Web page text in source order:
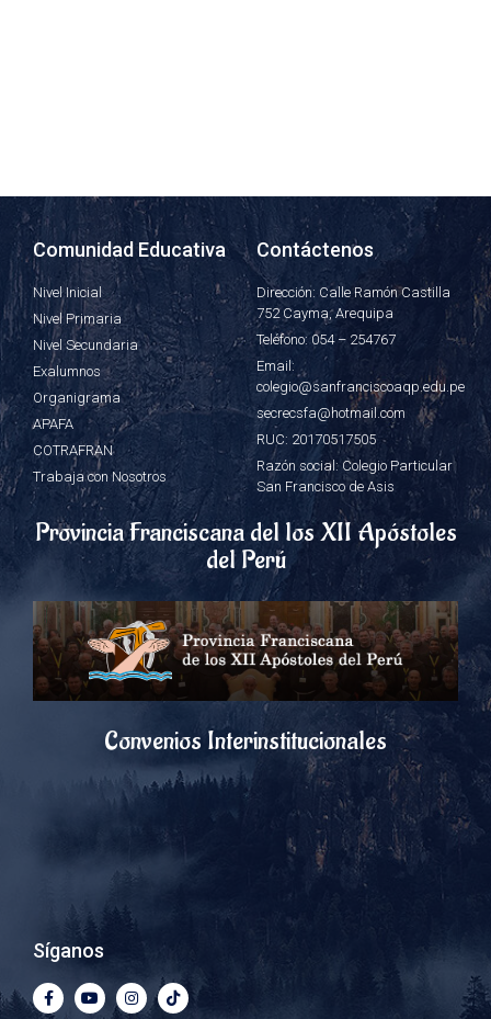
Comunidad Educativa
Nivel Inicial
Nivel Primaria
Nivel Secundaria
Exalumnos
Organigrama
APAFA
COTRAFRAN
Trabaja con Nosotros
Contáctenos
Dirección: Calle Ramón Castilla
752 Cayma, Arequipa
Teléfono: 054 – 254767
Email:
colegio@sanfranciscoaqp.edu.pe
secrecsfa@hotmail.com
RUC: 20170517505
Razón social: Colegio Particular
San Francisco de Asis
Provincia Franciscana del los XII Apóstoles
del Perú
Convenios Interinstitucionales
Síganos